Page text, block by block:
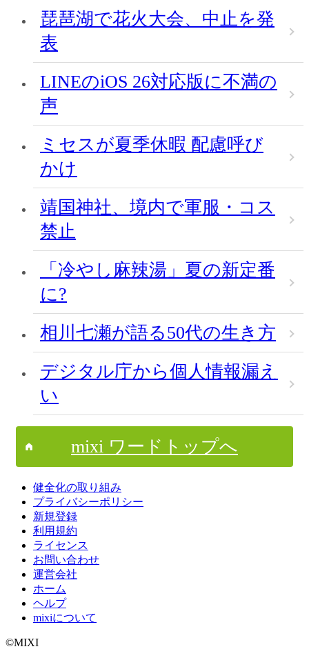
琵琶湖で花火大会、中止を発
表
LINEのiOS 26対応版に不満の
声
ミセスが夏季休暇 配慮呼び
かけ
靖国神社、境内で軍服・コス
禁止
「冷やし麻辣湯」夏の新定番
に?
相川七瀬が語る50代の生き方
デジタル庁から個人情報漏え
い
mixi ワードトップへ
健全化の取り組み
プライバシーポリシー
新規登録
利用規約
ライセンス
お問い合わせ
運営会社
ホーム
ヘルプ
mixiについて
©MIXI